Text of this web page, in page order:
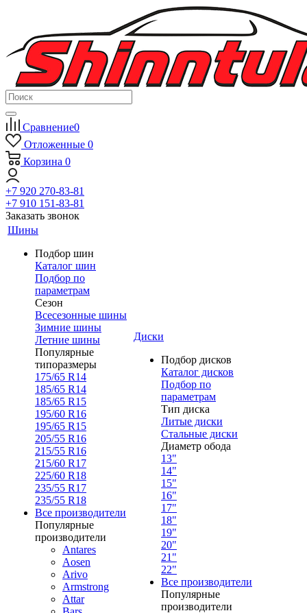
Сравнение0
Отложенные 0
Корзина 0
+7 920 270-83-81
+7 910 151-83-81
Заказать звонок
Шины
Подбор шин
Каталог шин
Подбор по
параметрам
Сезон
Всесезонные шины
Зимние шины
Летние шины
Популярные
типоразмеры
175/65 R14
185/65 R14
185/65 R15
195/60 R16
195/65 R15
205/55 R16
215/55 R16
215/60 R17
225/60 R18
235/55 R17
235/55 R18
Все производители
Популярные
производители
Antares
Aosen
Arivo
Armstrong
Attar
Диски
Подбор дисков
Каталог дисков
Подбор по
параметрам
Тип диска
Литые диски
Стальные диски
Диаметр обода
13"
14"
15"
16"
17"
18"
19"
20"
21"
22"
Все производители
Популярные
производители